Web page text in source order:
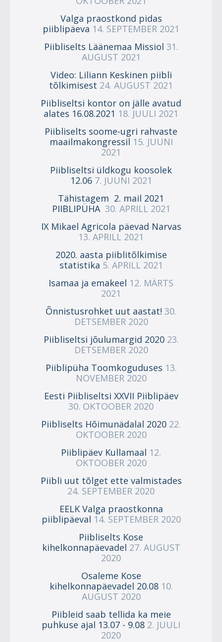
Valga praostkond pidas
piiblipäeva 14. SEPTEMBER 2021
Piibliselts Läänemaa Missiol 31.
AUGUST 2021
Video: Liliann Keskinen piibli
tõlkimisest 24. AUGUST 2021
Piibliseltsi kontor on jälle avatud
alates 16.08.2021 18. JUULI 2021
Piibliselts soome-ugri rahvaste
maailmakongressil 15. JUUNI
2021
Piibliseltsi üldkogu koosolek
12.06 7. JUUNI 2021
Tähistagem 2. mail 2021
PIIBLIPÜHA 30. APRILL 2021
IX Mikael Agricola päevad Narvas
13. APRILL 2021
2020. aasta piiblitõlkimise
statistika 5. APRILL 2021
Isamaa ja emakeel 12. MÄRTS
2021
Õnnistusrohket uut aastat! 30.
DETSEMBER 2020
Piibliseltsi jõulumargid 2020 23.
DETSEMBER 2020
Piiblipüha Toomkoguduses 13.
NOVEMBER 2020
Eesti Piibliseltsi XXVII Piiblipäev
30. OKTOOBER 2020
Piibliselts Hõimunädalal 2020 22.
OKTOOBER 2020
Piiblipäev Kullamaal 12.
OKTOOBER 2020
Piibli uut tõlget ette valmistades
24. SEPTEMBER 2020
EELK Valga praostkonna
piiblipäeval 14. SEPTEMBER 2020
Piibliselts Kose
kihelkonnapäevadel 27. AUGUST
2020
Osaleme Kose
kihelkonnapäevadel 20.08 10.
AUGUST 2020
Piibleid saab tellida ka meie
puhkuse ajal 13.07 - 9.08 2. JUULI
2020